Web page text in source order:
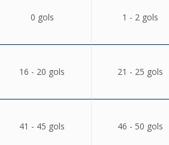
0 gols 1 - 2 gols
16 - 20 gols 21 - 25 gols
41 - 45 gols 46 - 50 gols